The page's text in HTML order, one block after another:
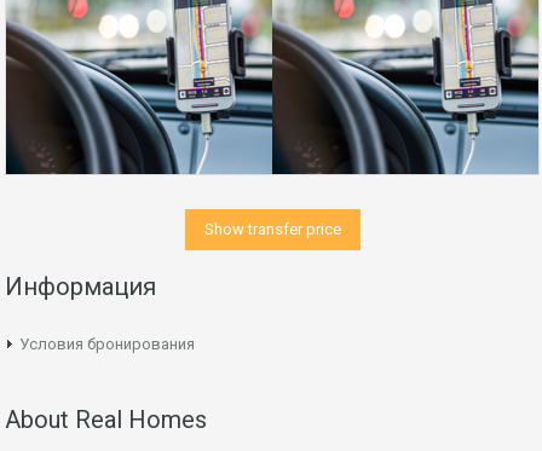
Show transfer price
Информация
Условия бронирования
About Real Homes